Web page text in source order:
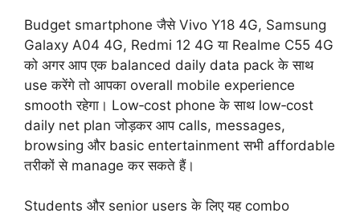
Budget smartphone जैसे Vivo Y18 4G, Samsung
Galaxy A04 4G, Redmi 12 4G या Realme C55 4G
को अगर आप एक balanced daily data pack के साथ
use करेंगे तो आपका overall mobile experience
smooth रहेगा। Low‑cost phone के साथ low‑cost
daily net plan जोड़कर आप calls, messages,
browsing और basic entertainment सभी affordable
तरीकों से manage कर सकते हैं।
Students और senior users के लिए यह combo